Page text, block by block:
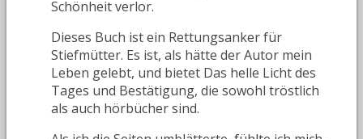
Schönheit verlor.
Dieses Buch ist ein Rettungsanker für
Stiefmütter. Es ist, als hätte der Autor mein
Leben gelebt, und bietet Das helle Licht des
Tages und Bestätigung, die sowohl tröstlich
als auch hörbücher sind.